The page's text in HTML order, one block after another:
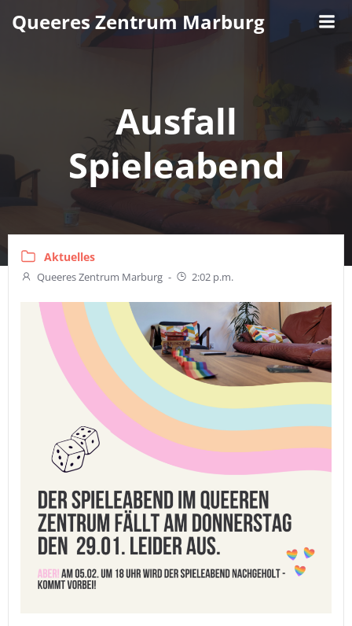
Inhalt
Queeres Zentrum Marburg
Ausfall
Spieleabend
Aktuelles
Queeres Zentrum Marburg - 2:02 p.m.